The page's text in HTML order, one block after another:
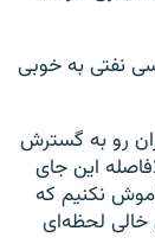
نفتی به خوبی
رو به گسترش
این جای
نکنیم که
خالی لحظه‌ای